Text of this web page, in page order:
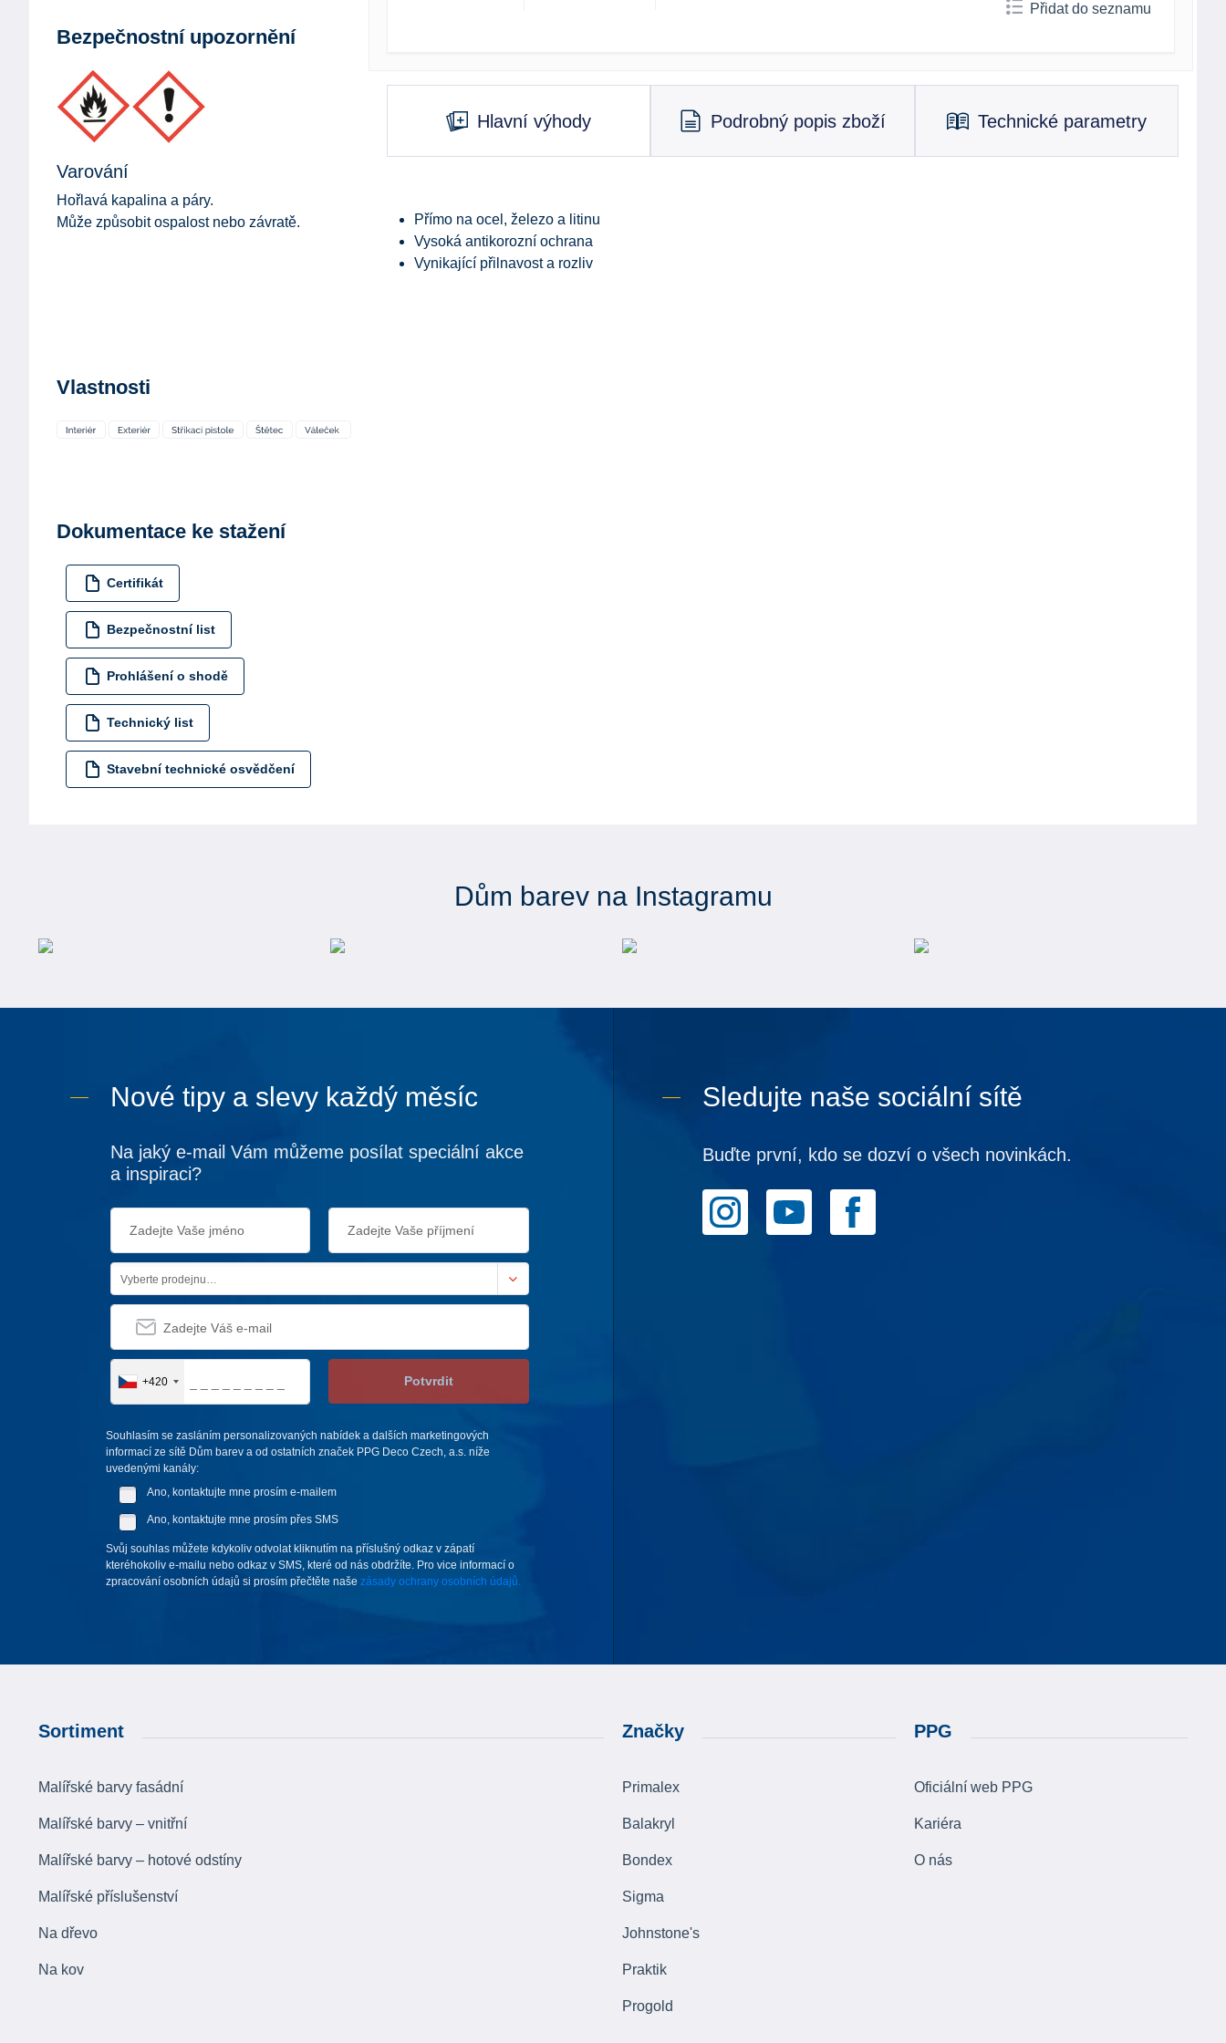
Bezpečnostní upozornění
Varování
Hořlavá kapalina a páry.
Může způsobit ospalost nebo závratě.
Vlastnosti
Dokumentace ke stažení
Certifikát
Bezpečnostní list
Prohlášení o shodě
Technický list
Stavební technické osvědčení
Přidat do seznamu
Hlavní výhody Podrobný popis zboží Technické parametry
Přímo na ocel, železo a litinu
Vysoká antikorozní ochrana
Vynikající přilnavost a rozliv
Dům barev na Instagramu
Nové tipy a slevy každý měsíc
Na jaký e-mail Vám můžeme posílat speciální akce
a inspiraci?
Vyberte prodejnu…
+420 Potvrdit
Souhlasím se zasláním personalizovaných nabídek a dalších marketingových
informací ze sítě Dům barev a od ostatních značek PPG Deco Czech, a.s. níže
uvedenými kanály:
Ano, kontaktujte mne prosím e-mailem
Ano, kontaktujte mne prosím přes SMS
Svůj souhlas můžete kdykoliv odvolat kliknutím na příslušný odkaz v zápatí
kteréhokoliv e-mailu nebo odkaz v SMS, které od nás obdržíte. Pro vice informací o
zpracování osobních údajů si prosím přečtěte naše zásady ochrany osobních údajů.
Sledujte naše sociální sítě
Buďte první, kdo se dozví o všech novinkách.
Sortiment
Malířské barvy fasádní
Malířské barvy – vnitřní
Malířské barvy – hotové odstíny
Malířské příslušenství
Na dřevo
Na kov
Značky
Primalex
Balakryl
Bondex
Sigma
Johnstone's
Praktik
Progold
PPG
Oficiální web PPG
Kariéra
O nás